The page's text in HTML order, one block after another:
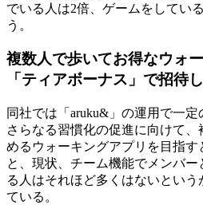
でいる人は2倍、ゲームをしてい
う。
複数人で歩いてお得なウォ
「ティアボーナス」で招待
同社では「aruku&」の運用で一定
さらなる習慣化の促進に向けて
めるウォーキングアプリを目指す
と、現状、チーム機能でメンバー
る人はそれほど多くはないとい
ている。